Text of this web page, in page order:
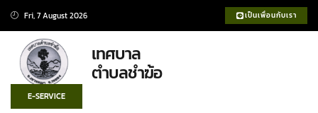
Fri, 7 August 2026 เป็นเพื่อนกับเรา
เทศบาล
ตำบลชำฆ้อ
E-SERVICE